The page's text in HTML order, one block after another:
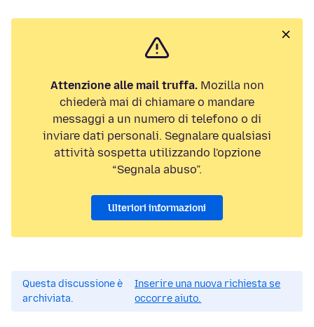
Attenzione alle mail truffa.Mozilla non
chiederà mai di chiamare o mandare
messaggi a un numero di telefono o di
inviare dati personali. Segnalare qualsiasi
attività sospetta utilizzando l'opzione
“Segnala abuso”.
Ulteriori informazioni
Questa discussione è
archiviata.
Inserire una nuova richiesta se
occorre aiuto.